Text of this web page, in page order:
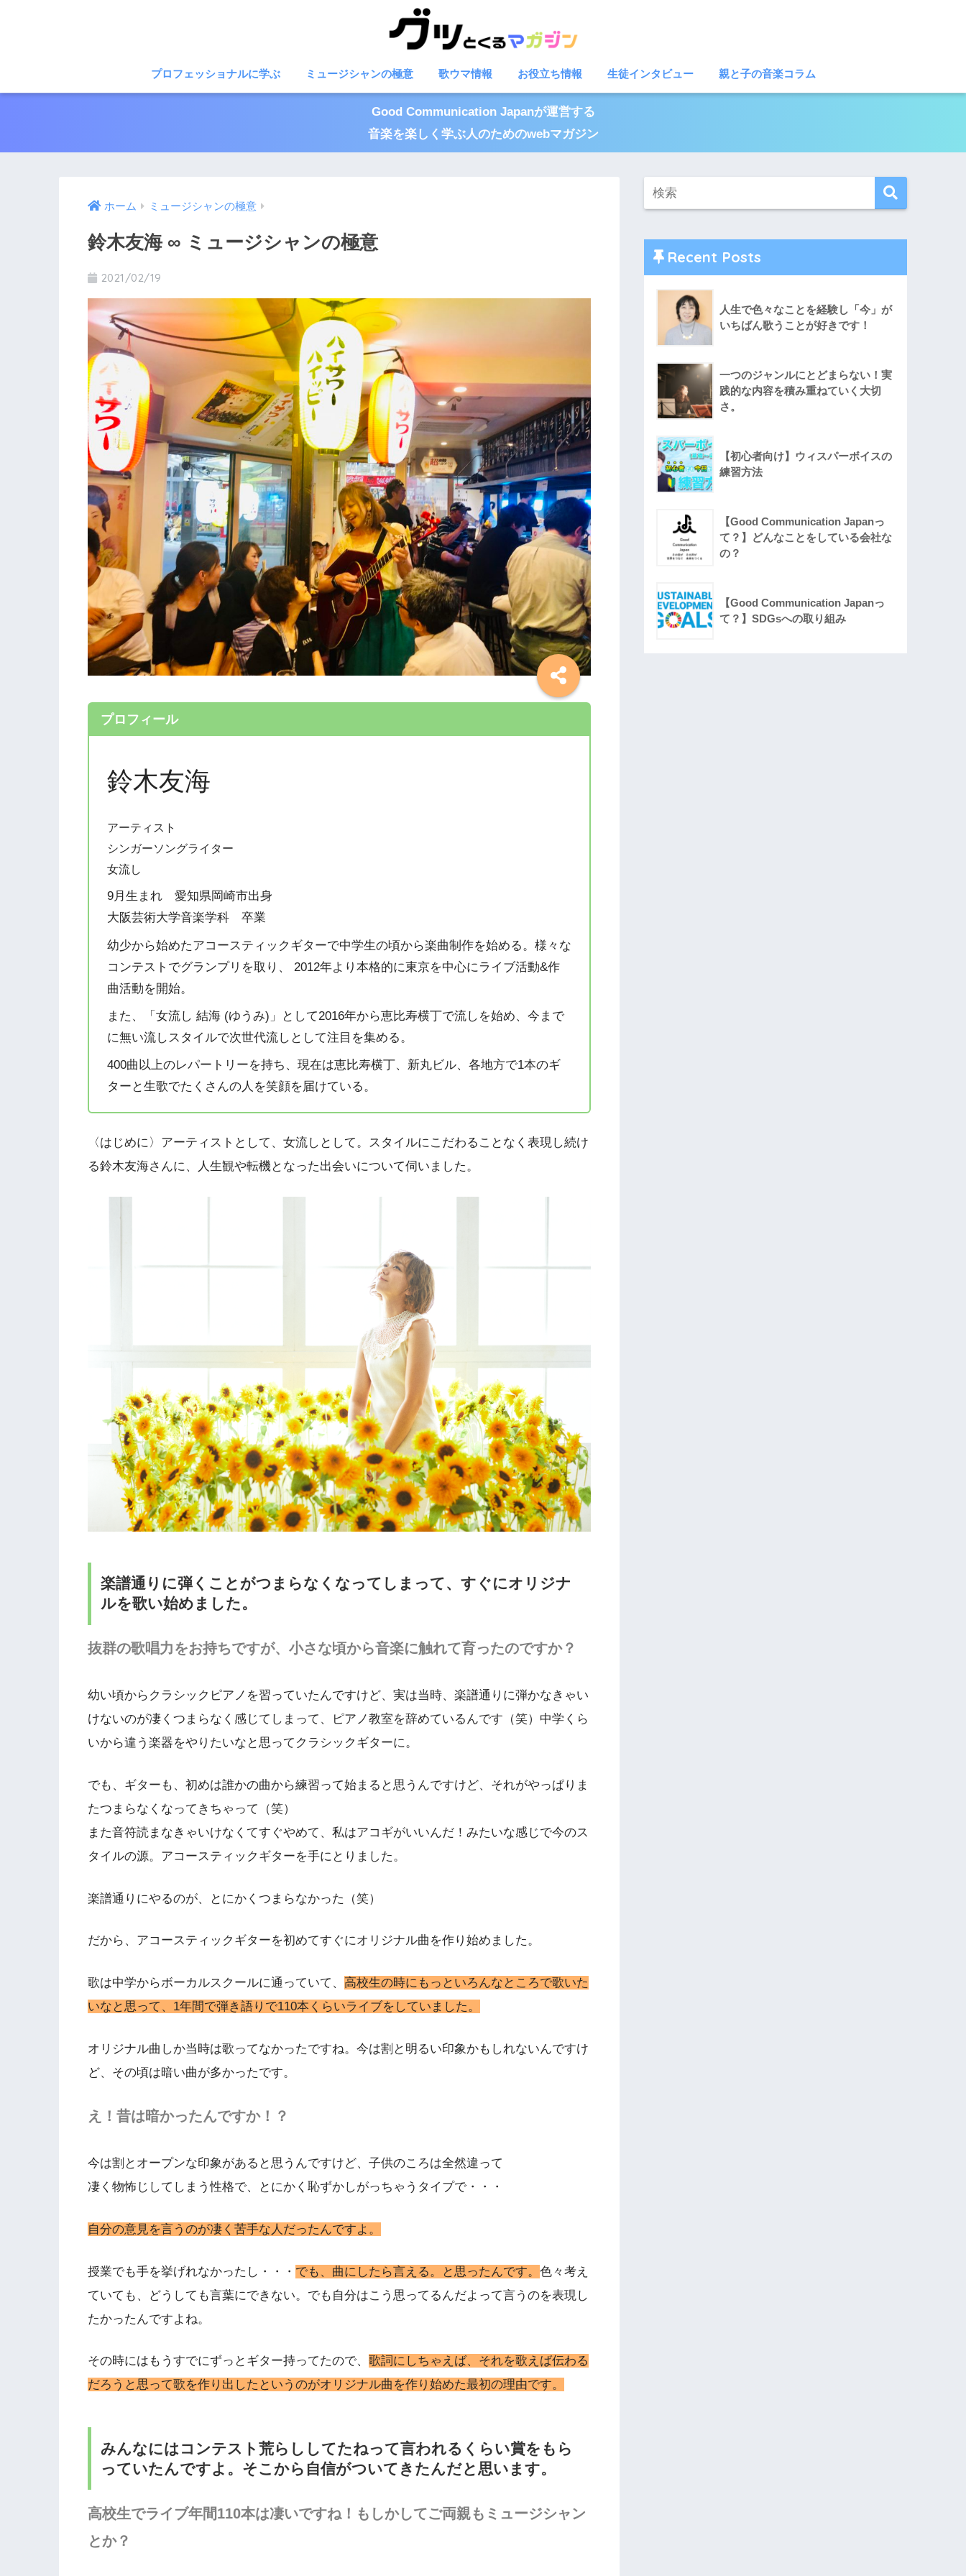
プロフェッショナルに学ぶ ミュージシャンの極意 歌ウマ情報 お役立ち情報 生徒インタビュー 親と子の音楽コラム
Good Communication Japanが運営する
音楽を楽しく学ぶ人のためのwebマガジン
ホーム ミュージシャンの極意
鈴木友海 ∞ ミュージシャンの極意
2021/02/19
プロフィール
鈴木友海
アーティスト
シンガーソングライター
女流し
9月生まれ 愛知県岡崎市出身
大阪芸術大学音楽学科 卒業
幼少から始めたアコースティックギターで中学生の頃から楽曲制作を始める。様々な
コンテストでグランプリを取り、 2012年より本格的に東京を中心にライブ活動&作
曲活動を開始。
また、「女流し 結海 (ゆうみ)」として2016年から恵比寿横丁で流しを始め、今まで
に無い流しスタイルで次世代流しとして注目を集める。
400曲以上のレパートリーを持ち、現在は恵比寿横丁、新丸ビル、各地方で1本のギ
ターと生歌でたくさんの人を笑顔を届けている。
〈はじめに〉アーティストとして、女流しとして。スタイルにこだわることなく表現し続け
る鈴木友海さんに、人生観や転機となった出会いについて伺いました。
楽譜通りに弾くことがつまらなくなってしまって、すぐにオリジナ
ルを歌い始めました。
抜群の歌唱力をお持ちですが、小さな頃から音楽に触れて育ったのですか？
幼い頃からクラシックピアノを習っていたんですけど、実は当時、楽譜通りに弾かなきゃい
けないのが凄くつまらなく感じてしまって、ピアノ教室を辞めているんです（笑）中学くら
いから違う楽器をやりたいなと思ってクラシックギターに。
でも、ギターも、初めは誰かの曲から練習って始まると思うんですけど、それがやっぱりま
たつまらなくなってきちゃって（笑）
また音符読まなきゃいけなくてすぐやめて、私はアコギがいいんだ！みたいな感じで今のス
タイルの源。アコースティックギターを手にとりました。
楽譜通りにやるのが、とにかくつまらなかった（笑）
だから、アコースティックギターを初めてすぐにオリジナル曲を作り始めました。
歌は中学からボーカルスクールに通っていて、 高校生の時にもっといろんなところで歌いた
いなと思って、1年間で弾き語りで110本くらいライブをしていました。
オリジナル曲しか当時は歌ってなかったですね。今は割と明るい印象かもしれないんですけ
ど、その頃は暗い曲が多かったです。
え！昔は暗かったんですか！？
今は割とオープンな印象があると思うんですけど、子供のころは全然違って
凄く物怖じしてしまう性格で、とにかく恥ずかしがっちゃうタイプで・・・
自分の意見を言うのが凄く苦手な人だったんですよ。
授業でも手を挙げれなかったし・・・ でも、曲にしたら言える。と思ったんです。 色々考え
ていても、どうしても言葉にできない。でも自分はこう思ってるんだよって言うのを表現し
たかったんですよね。
その時にはもうすでにずっとギター持ってたので、 歌詞にしちゃえば、それを歌えば伝わる
だろうと思って歌を作り出したというのがオリジナル曲を作り始めた最初の理由です。
みんなにはコンテスト荒らししてたねって言われるくらい賞をもら
っていたんですよ。そこから自信がついてきたんだと思います。
高校生でライブ年間110本は凄いですね！もしかしてご両親もミュージシャン
とか？
Recent Posts
人生で色々なことを経験し「今」が
いちばん歌うことが好きです！
一つのジャンルにとどまらない！実
践的な内容を積み重ねていく大切
さ。
【初心者向け】ウィスパーボイスの
練習方法
【Good Communication Japanっ
て？】どんなことをしている会社な
の？
【Good Communication Japanっ
て？】SDGsへの取り組み